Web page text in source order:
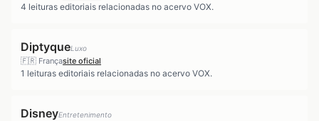
4 leituras editoriais relacionadas no acervo VOX.
DiptyqueLuxo
🇫🇷 Françasite oficial
1 leituras editoriais relacionadas no acervo VOX.
DisneyEntretenimento